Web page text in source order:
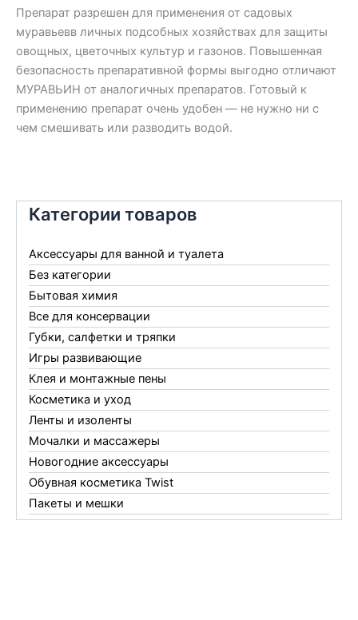
Категории товаров
Аксессуары для ванной и туалета
Без категории
Бытовая химия
Все для консервации
Губки, салфетки и тряпки
Игры развивающие
Клея и монтажные пены
Косметика и уход
Ленты и изоленты
Мочалки и массажеры
Новогодние аксессуары
Обувная косметика Twist
Пакеты и мешки
Перчатки
Препарат разрешен для применения от садовых
муравьевв личных подсобных хозяйствах для защиты
овощных, цветочных культур и газонов. Повышенная
безопасность препаративной формы выгодно отличают
МУРАВЬИН от аналогичных препаратов. Готовый к
применению препарат очень удобен — не нужно ни с
чем смешивать или разводить водой.